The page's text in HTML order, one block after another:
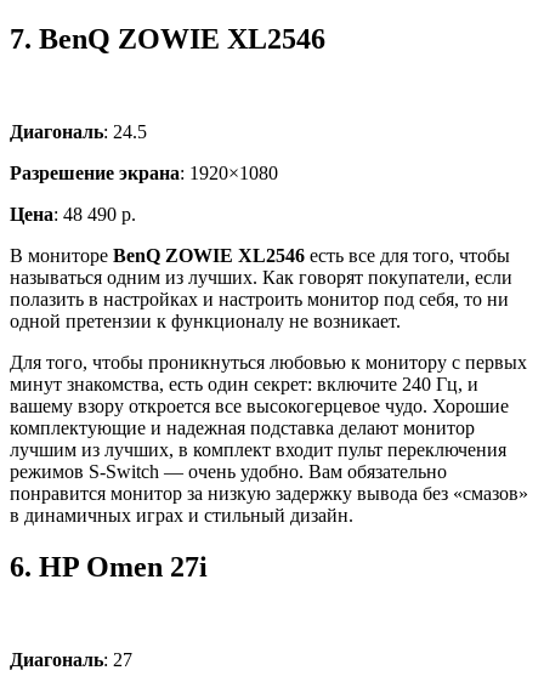
7. BenQ ZOWIE XL2546
Диагональ: 24.5
Разрешение экрана: 1920×1080
Цена: 48 490 р.
В мониторе BenQ ZOWIE XL2546 есть все для того, чтобы
называться одним из лучших. Как говорят покупатели, если
полазить в настройках и настроить монитор под себя, то ни
одной претензии к функционалу не возникает.
Для того, чтобы проникнуться любовью к монитору с первых
минут знакомства, есть один секрет: включите 240 Гц, и
вашему взору откроется все высокогерцевое чудо. Хорошие
комплектующие и надежная подставка делают монитор
лучшим из лучших, в комплект входит пульт переключения
режимов S-Switch — очень удобно. Вам обязательно
понравится монитор за низкую задержку вывода без «смазов»
в динамичных играх и стильный дизайн.
6. HP Omen 27i
Диагональ: 27